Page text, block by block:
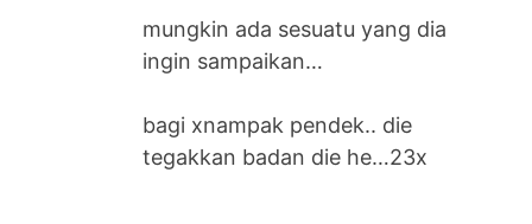
mungkin ada sesuatu yang dia
ingin sampaikan…
bagi xnampak pendek.. die
tegakkan badan die he…23x